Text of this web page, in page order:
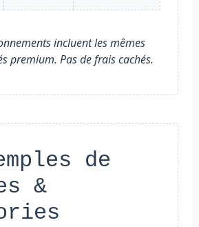
incluent les mêmes
premium. Pas de frais cachés.
de
&